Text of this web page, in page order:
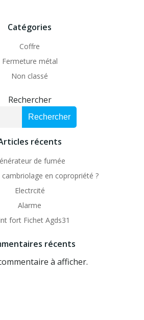
Catégories
Coffre
Fermeture métal
Non classé
Rechercher
Rechercher
récents
de fumée
cambriolage en copropriété ?
Electrcité
Alarme
fort Fichet Agds31
récents
à afficher.